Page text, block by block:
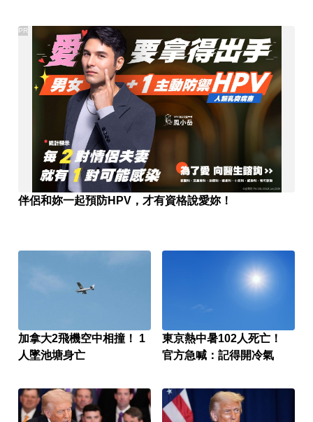
伴侶和妳一起預防HPV，才有資格說愛妳！
PR
加拿大2飛機空中相撞！ 1
人墜池塘身亡
東京熱中暑102人死亡！
官方急喊：記得開冷氣